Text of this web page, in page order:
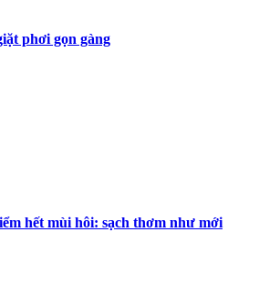
phơi gọn gàng
hết mùi hôi: sạch thơm như mới